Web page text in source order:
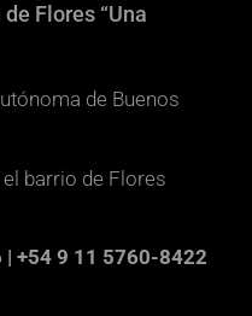
Flores “Una
de Buenos
barrio de Flores
+54 9 11 5760-8422